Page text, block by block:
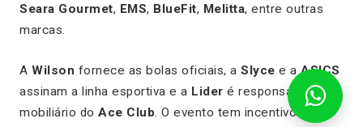
Seara Gourmet, EMS, BlueFit, Melitta, entre outras
marcas.
A Wilson fornece as bolas oficiais, a Slyce e aASICS
assinam a linha esportiva e a Lider é responsável pelo
mobiliário do Ace Club. O evento tem incentivo do